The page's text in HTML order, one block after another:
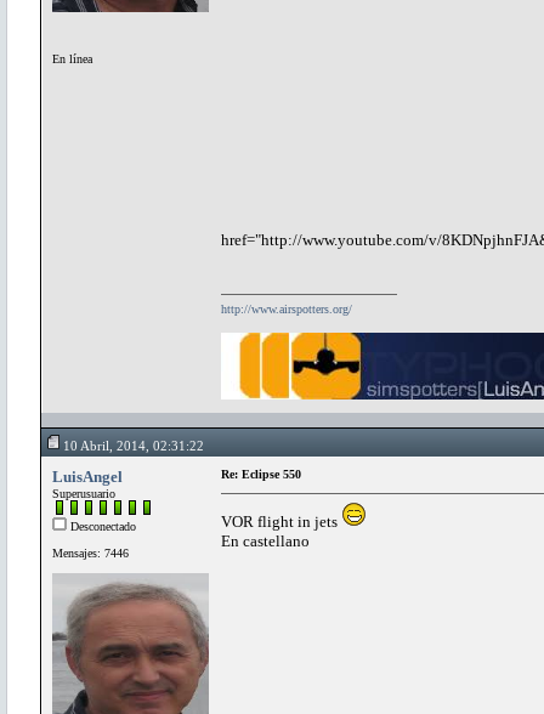
En línea
href="http://www.youtube.com/v/
http://www.airspotters.org/
10 Abril, 2014, 02:31:22
LuisAngel
Superusuario
Desconectado
Mensajes: 7446
Re: Eclipse 550
VOR flight in jets
En castellano